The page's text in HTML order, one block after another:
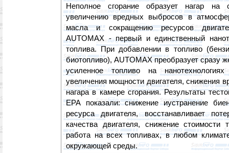
Неполное сгорание образует нагар на
увеличению вредных выбросов в
масла и сокращению ресурсов
AUTOMAX - первый и единственный
топлива. При добавлении в топливо
биотопливо), AUTOMAX преобразует сразу
усиленное топливо на
увеличения мощности двигателя, снижения
нагара в камере сгорания. Результаты
ЕРА показали: снижение иустранение
ресурса двигателя, восстанавливает
качества двигателя, снижение стоимости
работа на всех топливах, в любом
окружающей среды.